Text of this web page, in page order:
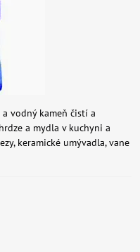
vodný kameň čistí a
a mydla v kuchyni a
keramické umývadla, vane